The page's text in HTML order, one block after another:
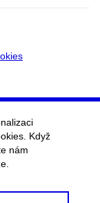
Když
nám